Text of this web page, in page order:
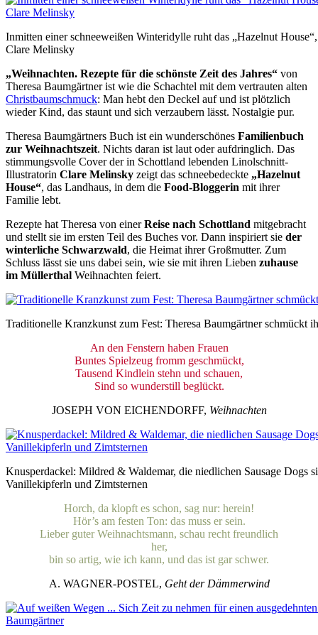
Inmitten einer schneeweißen Winteridylle ruht das „Hazelnut
Clare Melinsky
„Weihnachten. Rezepte für die schönste Zeit des Jahres“ von
Theresa Baumgärtner ist wie die Schachtel mit dem vertrauten alten
Christbaumschmuck: Man hebt den Deckel auf und ist plötzlich
wieder Kind, das staunt und sich verzaubern lässt. Nostalgie pur.
Theresa Baumgärtners Buch ist ein wunderschönes Familienbuch
zur Weihnachtszeit. Nichts daran ist laut oder aufdringlich. Das
stimmungsvolle Cover der in Schottland lebenden Linolschnitt-
Illustratorin Clare Melinsky zeigt das schneebedeckte „Hazelnut
House“, das Landhaus, in dem die Food-Bloggerin mit ihrer
Familie lebt.
Rezepte hat Theresa von einerReise nach Schottland mitgebracht
und stellt sie im ersten Teil des Buches vor. Dann inspiriert sie der
winterliche Schwarzwald, die Heimat ihrer Großmutter. Zum
Schluss lässt sie uns dabei sein, wie sie mit ihren Lieben zuhause
im Müllerthal Weihnachten feiert.
Traditionelle Kranzkunst zum Fest: Theresa Baumgärtner schmückt
An den Fenstern haben Frauen
Buntes Spielzeug fromm geschmückt,
Tausend Kindlein stehn und schauen,
Sind so wunderstill beglückt.
JOSEPH VON EICHENDORFF, Weihnachten
Knusperdackel: Mildred & Waldemar, die niedlichen Sausage Dogs
Vanillekipferln und Zimtsternen
Horch, da klopft es schon, sag nur: herein!
Hör’s am festen Ton: das muss er sein.
Lieber guter Weihnachtsmann, schau recht freundlich
her,
bin so artig, wie ich kann, und das ist gar schwer.
A. WAGNER-POSTEL, Geht der Dämmerwind